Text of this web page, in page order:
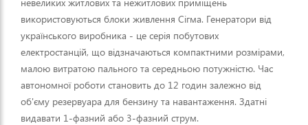
використовуються блоки живлення Сігма. Генератори від
українського виробника - це серія побутових
електростанцій, що відзначаються компактними розмірами,
малою витратою пального та середньою потужністю. Час
автономної роботи становить до 12 годин залежно від
об'єму резервуара для бензину та навантаження. Здатні
видавати 1-фазний або 3-фазний струм.